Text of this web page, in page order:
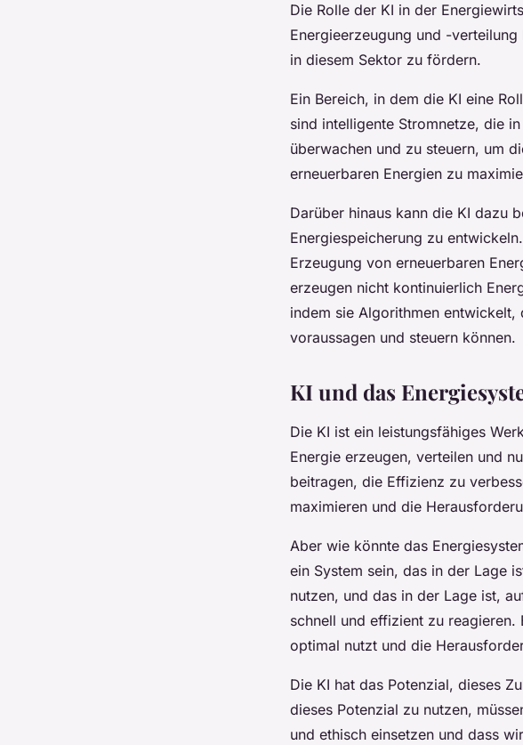
Die Rolle der KI in der
Energieerzeugung und -
in diesem Sektor zu fördern.
Ein Bereich, in dem die KI eine
sind intelligente Stromnetze, die
überwachen und zu steuern, um
erneuerbaren Energien zu
Darüber hinaus kann die KI dazu
Energiespeicherung zu
Erzeugung von erneuerbaren
erzeugen nicht kontinuierlich
indem sie Algorithmen
voraussagen und steuern können.
KI und das
Die KI ist ein leistungsfähiges
Energie erzeugen, verteilen und
beitragen, die Effizienz zu
maximieren und die
Aber wie könnte das
ein System sein, das in der Lage
nutzen, und das in der Lage ist,
schnell und effizient zu reagieren.
optimal nutzt und die
Die KI hat das Potenzial, dieses
dieses Potenzial zu nutzen,
und ethisch einsetzen und dass